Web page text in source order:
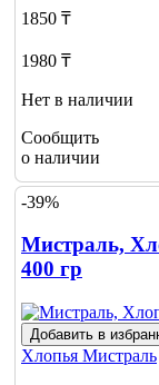
1850 ₸
1980 ₸
Нет в наличии
Сообщить
о наличии
-39%
Мистраль,
400 гр
Добавить в
Хлопья Мистраль